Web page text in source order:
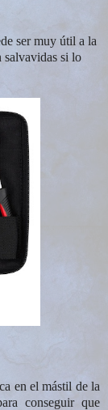
ser muy útil a la
salvavidas si lo
en el mástil de la
conseguir que